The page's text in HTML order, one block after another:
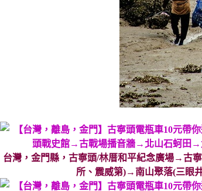
台灣，金門縣，古寧頭/林厝和平紀念廣場→古
所、震威第)→南山聚落(三眼